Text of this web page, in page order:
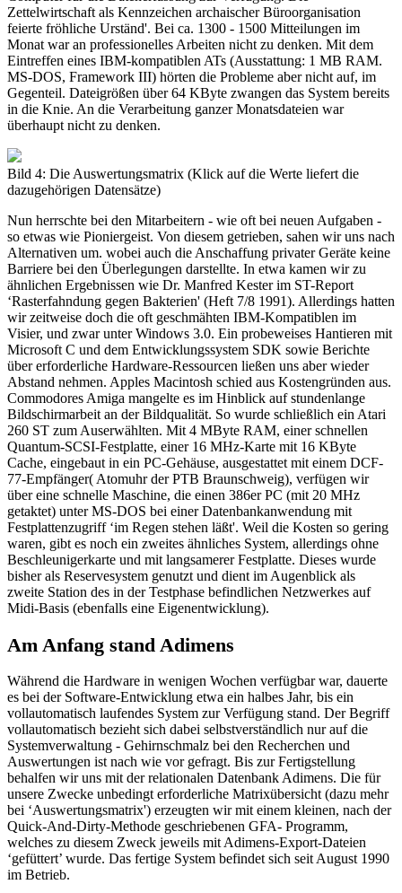
Zettelwirtschaft als Kennzeichen archaischer Büroorganisation
feierte fröhliche Urständ'. Bei ca. 1300 - 1500 Mitteilungen im
Monat war an professionelles Arbeiten nicht zu denken. Mit dem
Eintreffen eines IBM-kompatiblen ATs (Ausstattung: 1 MB RAM.
MS-DOS, Framework III) hörten die Probleme aber nicht auf, im
Gegenteil. Dateigrößen über 64 KByte zwangen das System bereits
in die Knie. An die Verarbeitung ganzer Monatsdateien war
überhaupt nicht zu denken.
Bild 4: Die Auswertungsmatrix (Klick auf die Werte liefert die
dazugehörigen Datensätze)
Nun herrschte bei den Mitarbeitern - wie oft bei neuen Aufgaben -
so etwas wie Pioniergeist. Von diesem getrieben, sahen wir uns nach
Alternativen um. wobei auch die Anschaffung privater Geräte keine
Barriere bei den Überlegungen darstellte. In etwa kamen wir zu
ähnlichen Ergebnissen wie Dr. Manfred Kester im ST-Report
‘Rasterfahndung gegen Bakterien' (Heft 7/8 1991). Allerdings hatten
wir zeitweise doch die oft geschmähten IBM-Kompatiblen im
Visier, und zwar unter Windows 3.0. Ein probeweises Hantieren mit
Microsoft C und dem Entwicklungssystem SDK sowie Berichte
über erforderliche Hardware-Ressourcen ließen uns aber wieder
Abstand nehmen. Apples Macintosh schied aus Kostengründen aus.
Commodores Amiga mangelte es im Hinblick auf stundenlange
Bildschirmarbeit an der Bildqualität. So wurde schließlich ein Atari
260 ST zum Auserwählten. Mit 4 MByte RAM, einer schnellen
Quantum-SCSI-Festplatte, einer 16 MHz-Karte mit 16 KByte
Cache, eingebaut in ein PC-Gehäuse, ausgestattet mit einem DCF-
77-Empfänger( Atomuhr der PTB Braunschweig), verfügen wir
über eine schnelle Maschine, die einen 386er PC (mit 20 MHz
getaktet) unter MS-DOS bei einer Datenbankanwendung mit
Festplattenzugriff ‘im Regen stehen läßt'. Weil die Kosten so gering
waren, gibt es noch ein zweites ähnliches System, allerdings ohne
Beschleunigerkarte und mit langsamerer Festplatte. Dieses wurde
bisher als Reservesystem genutzt und dient im Augenblick als
zweite Station des in der Testphase befindlichen Netzwerkes auf
Midi-Basis (ebenfalls eine Eigenentwicklung).
Am Anfang stand Adimens
Während die Hardware in wenigen Wochen verfügbar war, dauerte
es bei der Software-Entwicklung etwa ein halbes Jahr, bis ein
vollautomatisch laufendes System zur Verfügung stand. Der Begriff
vollautomatisch bezieht sich dabei selbstverständlich nur auf die
Systemverwaltung - Gehirnschmalz bei den Recherchen und
Auswertungen ist nach wie vor gefragt. Bis zur Fertigstellung
behalfen wir uns mit der relationalen Datenbank Adimens. Die für
unsere Zwecke unbedingt erforderliche Matrixübersicht (dazu mehr
bei ‘Auswertungsmatrix') erzeugten wir mit einem kleinen, nach der
Quick-And-Dirty-Methode geschriebenen GFA- Programm,
welches zu diesem Zweck jeweils mit Adimens-Export-Dateien
‘gefüttert’ wurde. Das fertige System befindet sich seit August 1990
im Betrieb.